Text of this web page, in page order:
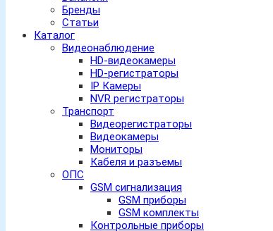
Бренды
Статьи
Каталог
Видеонаблюдение
HD-видеокамеры
HD-регистраторы
IP Камеры
NVR регистраторы
Транспорт
Видеорегистраторы
Видеокамеры
Мониторы
Кабеля и разъемы
ОПС
GSM сигнализация
GSM приборы
GSM комплекты
Контрольные приборы